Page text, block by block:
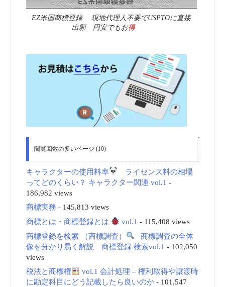
EZ米国商標登録 現地代理人不要でUSPTOに直接
出願 円安でもお得
閲覧回数の多いページ (10)
キャラクターの使用料率
ライセンス料の相場
ってどのくらい？ キャラクター関連 vol.1 -
186,982 views
商標実務 - 145,813 views
商標とは・商標登録とは
vol.1 - 115,408 views
商標登録を検索 （商標調査）
–商標調査の全体
像を分かり易く解説 商標登録 検索vol.1 - 102,050
views
税法と商標権
vol.1 会計処理 – 権利取得や譲渡時
に勘定科目にどう記載したら良いのか- 101,547